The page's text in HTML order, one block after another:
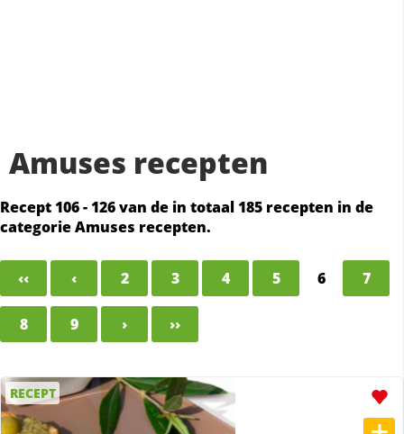
Amuses recepten
Recept 106 - 126 van de in totaal 185 recepten in de
categorie Amuses recepten.
‹‹ ‹ 2 3 4 5 6 7
8 9 › ››
RECEPT